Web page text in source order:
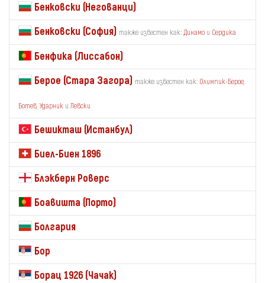
Бенковски (Негованци)
Бенковски (София) также известен как:Динамо и Сердика
Бенфика (Лиссабон)
Берое (Стара Загора) также известен как: Олимпик-Берое,
Ботев, Ударник и Левски
Бешикташ (Истанбул)
Биел-Биен 1896
Блэкберн Роверс
Боавишта (Порто)
Болгария
Бор
Борац 1926 (Чачак)